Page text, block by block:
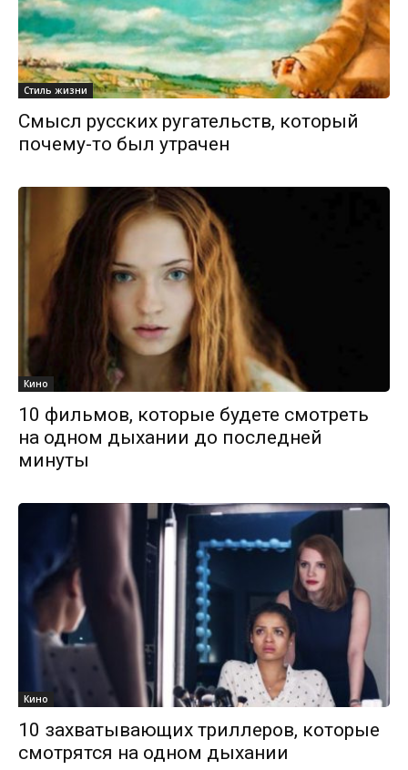
Стиль жизни
Смысл русских ругательств, который
почему-то был утрачен
Кино
10 фильмов, которые будете смотреть
на одном дыхании до последней
минуты
Кино
10 захватывающих триллеров, которые
смотрятся на одном дыхании